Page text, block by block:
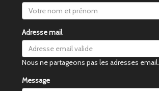
Adresse mail
Nous ne partageons pas les adresses email.
Message